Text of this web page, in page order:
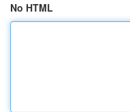
No HTML